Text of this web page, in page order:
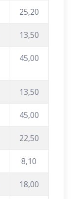
25,20
13,50
45,00
13,50
45,00
22,50
8,10
18,00